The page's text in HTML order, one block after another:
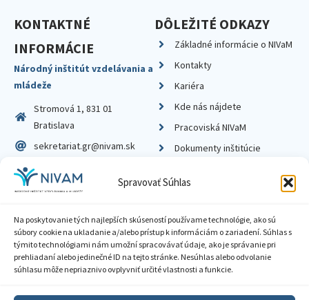
Spravovať Súhlas
Na poskytovanie tých najlepších skúseností používame technológie, ako sú
súbory cookie na ukladanie a/alebo prístup k informáciám o zariadení. Súhlas s
týmito technológiami nám umožní spracovávať údaje, ako je správanie pri
prehliadaní alebo jedinečné ID na tejto stránke. Nesúhlas alebo odvolanie
súhlasu môže nepriaznivo ovplyvniť určité vlastnosti a funkcie.
KONTAKTNÉ
INFORMÁCIE
Národný inštitút vzdelávania a
mládeže
Stromová 1, 831 01
Bratislava
sekretariat.gr@nivam.sk
IČO: 00164348
DIČ: 2020798714
DÔLEŽITÉ ODKAZY
Základné informácie o NIVaM
Kontakty
Kariéra
Kde nás nájdete
Pracoviská NIVaM
Dokumenty inštitúcie
Zásady ochrany súkromia